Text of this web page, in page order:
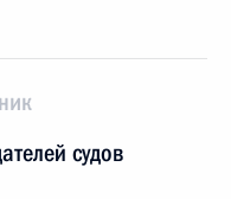
судов